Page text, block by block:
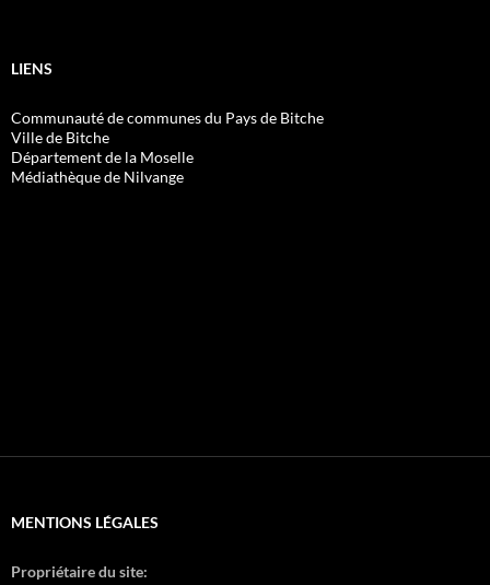
LIENS
Communauté de communes du Pays de Bitche
Ville de Bitche
Département de la Moselle
Médiathèque de Nilvange
MENTIONS LÉGALES
Propriétaire du site: